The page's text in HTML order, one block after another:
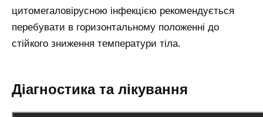
цитомегаловірусною інфекцією рекомендується
перебувати в горизонтальному положенні до
стійкого зниження температури тіла.
Діагностика та лікування